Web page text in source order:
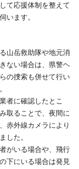
て応援体制を整えて
います。
山岳救助隊や地元消
ない場合は、県警ヘ
の捜索も併せて行い
者に確認したとこ
取ることで、夜間に
赤外線カメラにより
した。
がいる場合や、飛行
下にいる場合は発見